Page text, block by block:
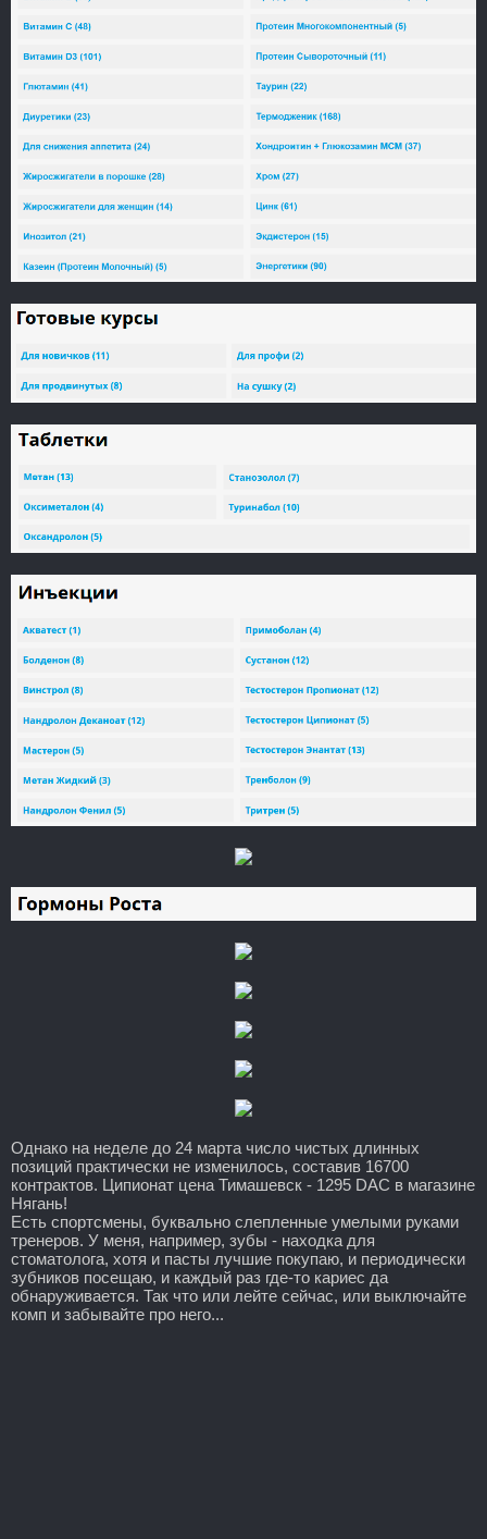
Однако на неделе до 24 марта число чистых длинных
позиций практически не изменилось, составив 16700
контрактов. Ципионат цена Тимашевск - 1295 DAC в магазине
Нягань!
Есть спортсмены, буквально слепленные умелыми руками
тренеров. У меня, например, зубы - находка для
стоматолога, хотя и пасты лучшие покупаю, и периодически
зубников посещаю, и каждый раз где-то кариес да
обнаруживается. Так что или лейте сейчас, или выключайте
комп и забывайте про него...